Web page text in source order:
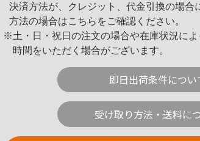
決済方法が、クレジット、代金引換の場合
方法の場合はこちら をご確認ください。
※土・日・祝日の注文の場合や在庫状況に
時間をいただく場合がございます。
即日出荷条件につい
受け取り方法・送料に